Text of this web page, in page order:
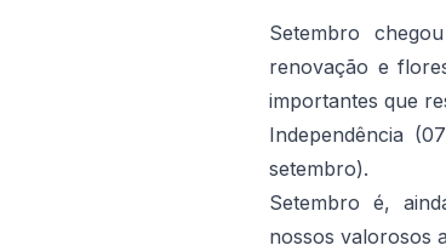
Setembro
renovação e
importantes que
Independência
setembro).
Setembro é,
nossos valorosos